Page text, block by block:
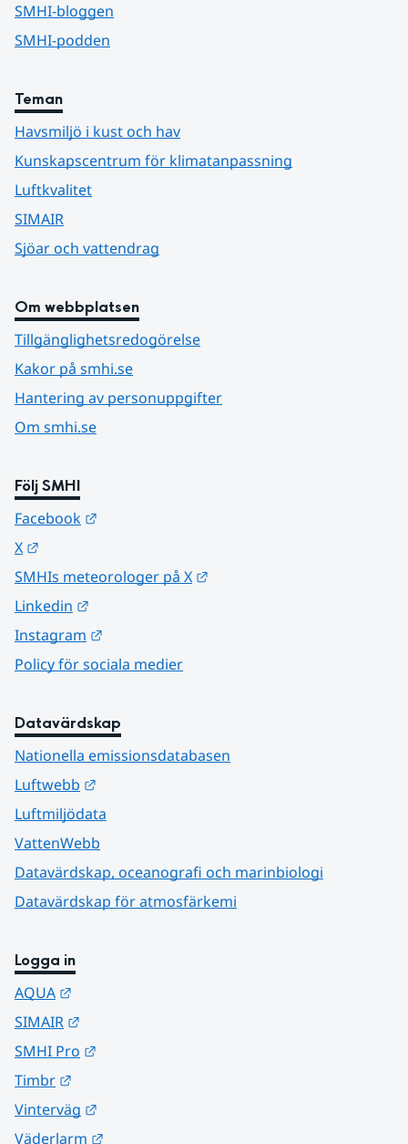
SMHI-bloggen
SMHI-podden
Teman
Havsmiljö i kust och hav
Kunskapscentrum för klimatanpassning
Luftkvalitet
SIMAIR
Sjöar och vattendrag
Om webbplatsen
Tillgänglighetsredogörelse
Kakor på smhi.se
Hantering av personuppgifter
Om smhi.se
Följ SMHI
Facebook
X
SMHIs meteorologer på X
Linkedin
Instagram
Policy för sociala medier
Datavärdskap
Nationella emissionsdatabasen
Luftwebb
Luftmiljödata
VattenWebb
Datavärdskap, oceanografi och marinbiologi
Datavärdskap för atmosfärkemi
Logga in
AQUA
SIMAIR
SMHI Pro
Timbr
Vinterväg
Väderlarm